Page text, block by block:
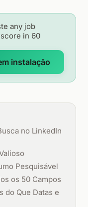
any job
in 60
instalação
no LinkedIn
Pesquisável
os 50 Campos
do Que Datas e